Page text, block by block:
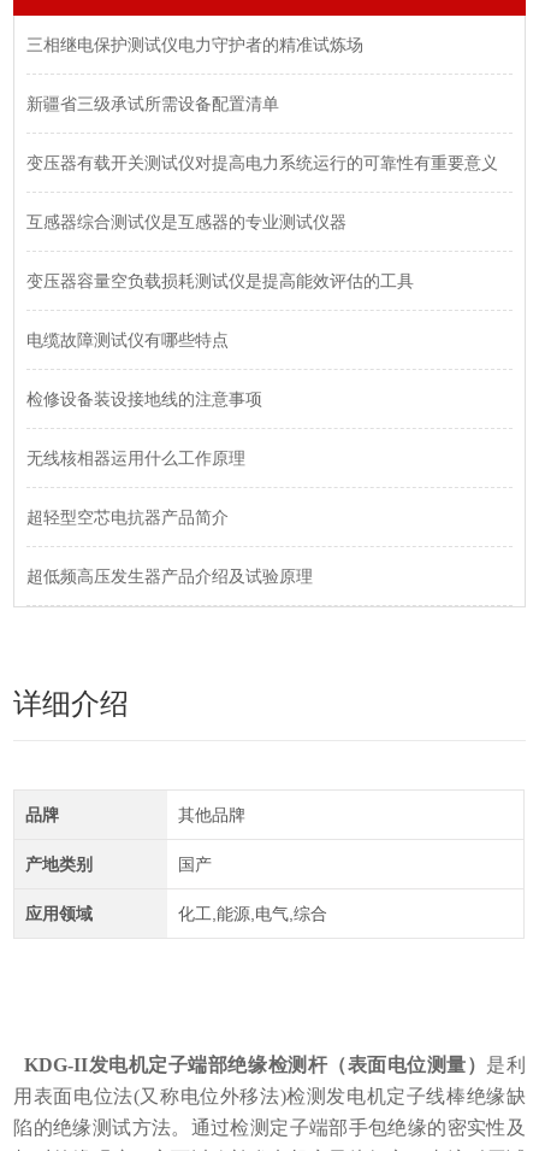
三相继电保护测试仪电力守护者的精准试炼场
新疆省三级承试所需设备配置清单
变压器有载开关测试仪对提高电力系统运行的可靠性有重要意义
互感器综合测试仪是互感器的专业测试仪器
变压器容量空负载损耗测试仪是提高能效评估的工具
电缆故障测试仪有哪些特点
检修设备装设接地线的注意事项
无线核相器运用什么工作原理
超轻型空芯电抗器产品简介
超低频高压发生器产品介绍及试验原理
详细介绍
品牌 其他品牌
产地类别 国产
应用领域 化工,能源,电气,综合
KDG-II发电机定子端部绝缘检测杆（表面电位测量） 是利
用表面电位法(又称电位外移法)检测发电机定子线棒绝缘缺
陷的绝缘测试方法。通过检测定子端部手包绝缘的密实性及